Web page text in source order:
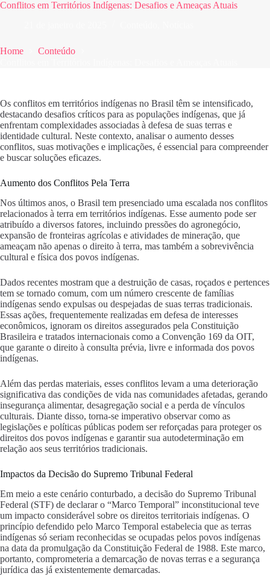
Conflitos em Territórios Indígenas: Desafios e Ameaças Atuais
Home
Conteúdo
Os conflitos em territórios indígenas no Brasil têm se intensificado,
destacando desafios críticos para as populações indígenas, que já
enfrentam complexidades associadas à defesa de suas terras e
identidade cultural. Neste contexto, analisar o aumento desses
conflitos, suas motivações e implicações, é essencial para compreender
e buscar soluções eficazes.
Aumento dos Conflitos Pela Terra
Nos últimos anos, o Brasil tem presenciado uma escalada nos conflitos
relacionados à terra em territórios indígenas. Esse aumento pode ser
atribuído a diversos fatores, incluindo pressões do agronegócio,
expansão de fronteiras agrícolas e atividades de mineração, que
ameaçam não apenas o direito à terra, mas também a sobrevivência
cultural e física dos povos indígenas.
Dados recentes mostram que a destruição de casas, roçados e pertences
tem se tornado comum, com um número crescente de famílias
indígenas sendo expulsas ou despejadas de suas terras tradicionais.
Essas ações, frequentemente realizadas em defesa de interesses
econômicos, ignoram os direitos assegurados pela Constituição
Brasileira e tratados internacionais como a Convenção 169 da OIT,
que garante o direito à consulta prévia, livre e informada dos povos
indígenas.
Além das perdas materiais, esses conflitos levam a uma deterioração
significativa das condições de vida nas comunidades afetadas, gerando
insegurança alimentar, desagregação social e a perda de vínculos
culturais. Diante disso, torna-se imperativo observar como as
legislações e políticas públicas podem ser reforçadas para proteger os
direitos dos povos indígenas e garantir sua autodeterminação em
relação aos seus territórios tradicionais.
Impactos da Decisão do Supremo Tribunal Federal
Em meio a este cenário conturbado, a decisão do Supremo Tribunal
Federal (STF) de declarar o “Marco Temporal” inconstitucional teve
um impacto considerável sobre os direitos territoriais indígenas. O
princípio defendido pelo Marco Temporal estabelecia que as terras
indígenas só seriam reconhecidas se ocupadas pelos povos indígenas
na data da promulgação da Constituição Federal de 1988. Este marco,
portanto, comprometeria a demarcação de novas terras e a segurança
jurídica das já existentemente demarcadas.